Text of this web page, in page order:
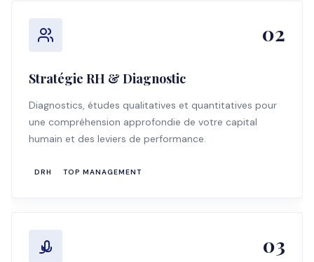
02
Stratégie RH & Diagnostic
Diagnostics, études qualitatives et quantitatives pour
une compréhension approfondie de votre capital
humain et des leviers de performance.
DRH TOP MANAGEMENT
03